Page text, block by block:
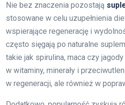
Nie bez znaczenia pozostają
stosowane w celu uzupełnienia
wspierające regenerację i
często sięgają po naturalne
takie jak spirulina, maca czy
w witaminy, minerały i
w regeneracji, ale również w